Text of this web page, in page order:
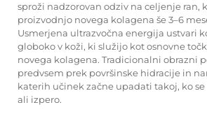
sproži nadzorovan odziv na celjenje ran,
proizvodnjo novega kolagena še 3–6
Usmerjena ultrazvočna energija ustvari
globoko v koži, ki služijo kot osnovne
novega kolagena. Tradicionalni obrazni
predvsem prek površinske hidracije in
katerih učinek začne upadati takoj, ko
ali izpero.